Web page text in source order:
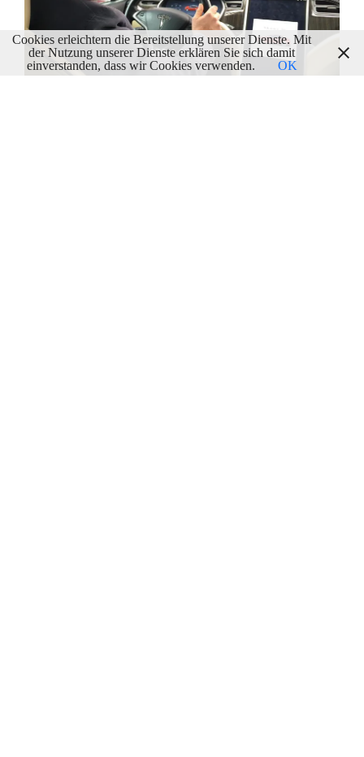
Cookies erleichtern die Bereitstellung unserer Dienste. Mit
der Nutzung unserer Dienste erklären Sie sich damit
einverstanden, dass wir Cookies verwenden.
OK